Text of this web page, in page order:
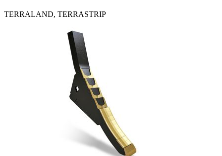
TERRALAND, TERRASTRIP